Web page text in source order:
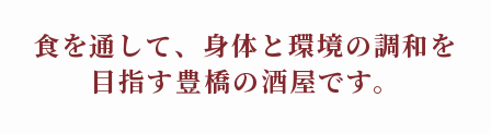
食を通して、身体と環境の調和を
目指す豊橋の酒屋です。